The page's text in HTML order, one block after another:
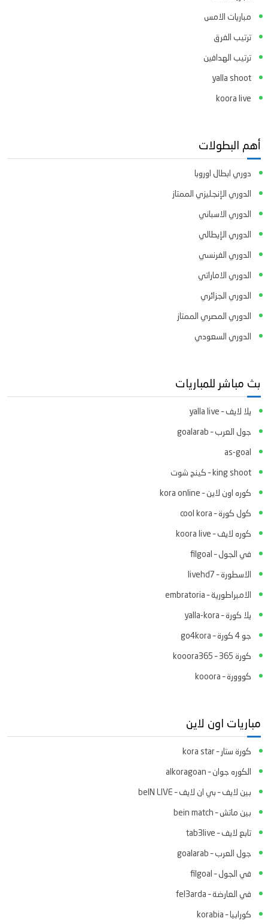
مباريات الامس
ترتيب الفرق
ترتيب الهدافين
yalla shoot
koora live
أهم البطولات
دوري ابطال اوروبا
الدوري الإنجليزي الممتاز
الدوري الاسباني
الدوري الإيطالي
الدوري الفرنسي
الدوري الاماراتي
الدوري الجزائري
الدوري المصري الممتاز
الدوري السعودي
بث مباشر للمباريات
يلا لايف – yalla live
جول العرب – goalarab
as-goal
king shoot – كينج شوت
كوره اون لاين – kora online
كول كورة – cool kora
كوره لايف – koora live
في الجول – filgoal
الاسطورة – livehd7
الامبراطورية – embratoria
يلا كورة – yalla-kora
جو 4 كورة – go4kora
كورة 365 – kooora365
كووورة – kooora
مباريات اون لاين
كورة ستار – kora star
الكوره جوان – alkoragoan
بين لايف – بي ان لايف – beIN LIVE
بين ماتش – bein match
تابع لايف – tab3live
جول العرب – goalarab
في الجول – filgoal
في العارضة – fel3arda
كورابيا – korabia